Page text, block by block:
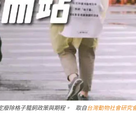
廢除格子籠飼政策與期程。 取自台灣動物社會研究